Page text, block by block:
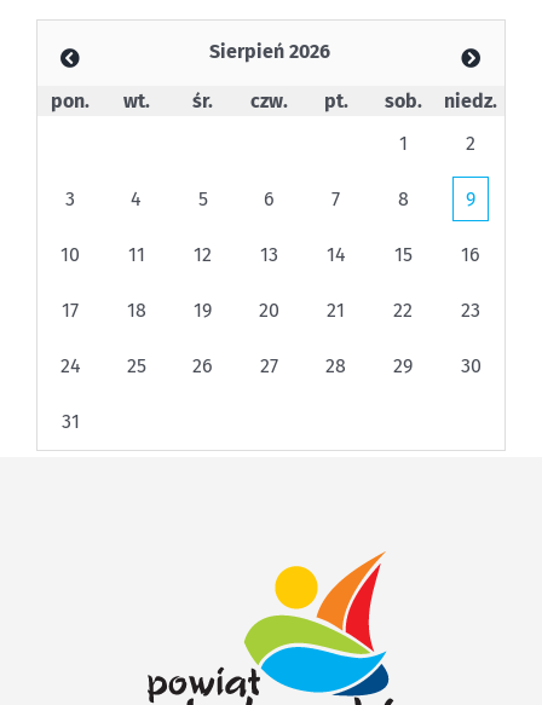
Sierpień 2026
pon. wt. śr. czw. pt. sob.
niedz.
1
2
3 4 5 6 7 8 9
10 11 12 13 14 15 16
17 18 19 20 21 22 23
24 25 26 27 28 29 30
31